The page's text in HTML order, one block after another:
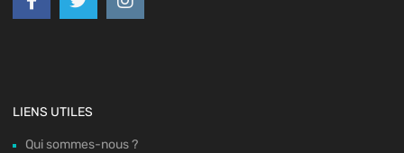
LIENS UTILES
Qui sommes-nous ?